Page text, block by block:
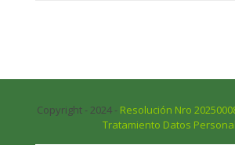
Copyright - 2024 - Resolución Nro
Tratamiento Datos